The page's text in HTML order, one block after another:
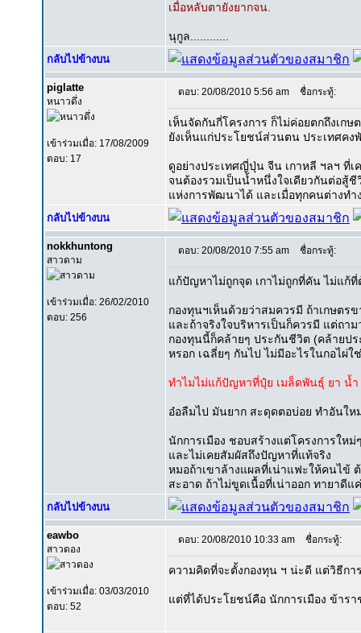
เมื่อหลับตายังยากจน.
นุกูล............
กลับไปข้างบน
piglatte
หนาวดึ่ง
เข้าร่วมเมื่อ: 17/08/2009
ตอบ: 17
ตอบ: 20/08/2010 5:56 am ชื่อกระทู้:
เห็นจัดกันกี่โครงการ ก็ไม่ค่อยตกถึงเก
ยังเห็นแก่ประโยชน์ส่วนตน ประเทศค
ดูอย่างประเทศญี่ปุ่น จีน เกาหลี ฯลฯ ที่
จนต้องรวมเป็นน้ำหนึ่งใจเดียวกันต่อสู้
แห่งการพัฒนาได้ และเมื่อทุกคนต่างทำ
กลับไปข้างบน
nokkhuntong
สาวดาม
เข้าร่วมเมื่อ: 26/02/2010
ตอบ: 256
ตอบ: 20/08/2010 7:55 am ชื่อกระทู้:
แก้ปัญหาไม่ถูกจุด เกาไม่ถูกที่คัน ไม่แก้ที่
กองทุนฯเห็นด้วยว่าสมควรมี ถ้าเกษตร
และถ้าจริงใจบริหารเป็นก็ควรมี แต่ถา
กองทุนนี้ก็คล้ายๆ ประกันชีวิต (คล้ายป
หรอก เฉลี่ยๆ กันไป ไม่มีอะไรในกอไผ่
ทำไมไม่แก้ปัญหาที่ปุ๋ย เมล็ดพันธุ์ ยา น้
อ๋อลืมไป มันยาก สะดุดตอบ่อย ทำอันให
นักการเมือง ชอบสร้างแต่โครงการให
และไม่เคยสัมผัสถึงปัญหาที่แท้จริง
หมอถ้าเขาล้างแผลที่เน่าแฟะให้คนไข้
สะอาด ถ้าไม่ขูดเนื้อที่เน่าออก ทายาดีแ
กลับไปข้างบน
eawbo
สาวดอง
เข้าร่วมเมื่อ: 03/03/2010
ตอบ: 52
ตอบ: 20/08/2010 10:33 am ชื่อกระทู้:
ความคิดที่จะตั้งกองทุน ฯ น่ะดี แต่วิธีก
แต่ที่ได้ประโยชน์คือ นักการเมือง ข้าร